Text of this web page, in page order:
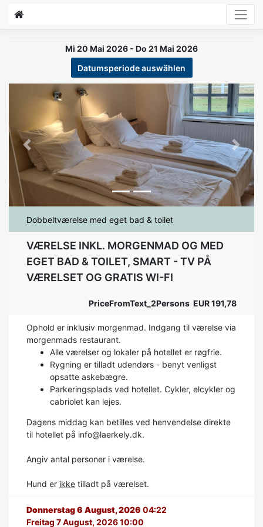
Mi 20 Mai 2026 - Do 21 Mai 2026
Datumsperiode auswählen
Previous Next
Dobbeltværelse med eget bad & toilet
VÆRELSE INKL. MORGENMAD OG MED
EGET BAD & TOILET, SMART - TV PÅ
VÆRELSET OG GRATIS WI-FI
PriceFromText_2Persons EUR 191,78
Ophold er inklusiv morgenmad. Indgang til værelse via
morgenmads restaurant.
Alle værelser og lokaler på hotellet er røgfrie.
Rygning er tilladt udendørs - benyt venligst
opsatte askebægre.
Parkeringsplads ved hotellet. Cykler, elcykler og
cabriolet kan lejes.
Dagens middag kan betilles ved henvendelse direkte
til hotellet på info@laerkely.dk.
Angiv antal personer i værelse.
Hund er ikke tilladt på værelset.
Donnerstag 6 August, 2026 04:22
Freitag 7 August, 2026 10:00